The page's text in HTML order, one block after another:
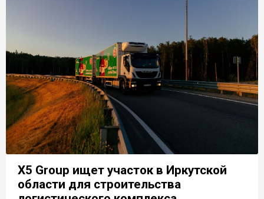
Х5 Group ищет участок в Иркутской
области для строительства